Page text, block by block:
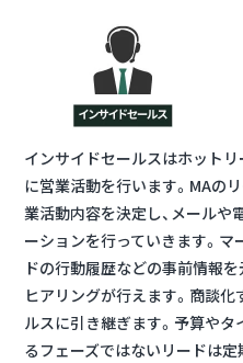
インサイドセールスはホットリ
に営業活動を行います。MAの
業活動内容を決定し、メールや
ーションを行っていきます。 マ
ドの行動履歴などの事前情報
ヒアリングが行えます。商談化
ルスに引き継ぎます。予算やタ
るフェーズではないリードは